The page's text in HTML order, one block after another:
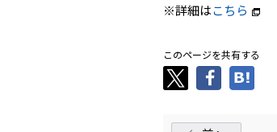
※詳細はこちら
このページを共有する